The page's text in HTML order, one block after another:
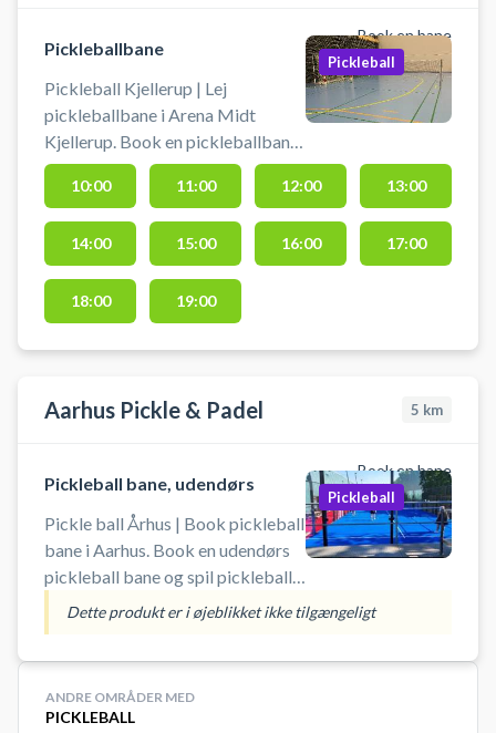
Book en bane
Pickleballbane
Pickleball Kjellerup | Lej
pickleballbane i Arena Midt
Kjellerup. Book en pickleballbane
og spil pickleball i Kjellerup på en
af badmintonbanerne i hallen hos
Arena Midt Kjellerup.
Pickleball
10:00 11:00 12:00 13:00
14:00 15:00 16:00 17:00
18:00 19:00
Aarhus Pickle & Padel 5 km
Book en bane
Pickleball bane, udendørs
Pickle ball Århus | Book pickleball
bane i Aarhus. Book en udendørs
pickleball bane og spil pickleball i
Aarhus.
Pickleball
Dette produkt er i øjeblikket ikke tilgængeligt
ANDRE OMRÅDER MED
PICKLEBALL